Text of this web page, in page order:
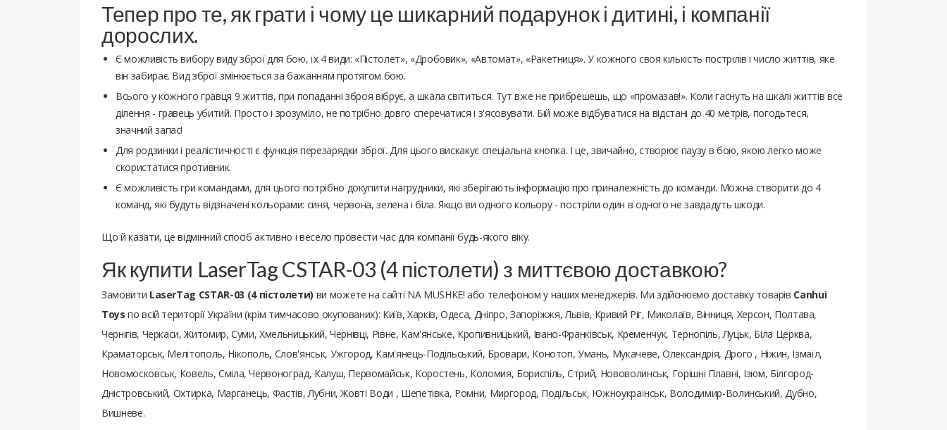
Тепер про те, як грати і чому це шикарний подарунок і дитині, і компанії
дорослих.
Є можливість вибору виду зброї для бою, їх 4 види: «Пістолет», «Дробовик», «Автомат», «Ракетниця». У кожного своя кількість пострілів і число життів, яке
він забирає. Вид зброї змінюється за бажанням протягом бою.
Всього у кожного гравця 9 життів, при попаданні зброя вібрує, а шкала світиться. Тут вже не прибрешешь, що «промазав!». Коли гаснуть на шкалі життів все
ділення - гравець убитий. Просто і зрозуміло, не потрібно довго сперечатися і з'ясовувати. Бій може відбуватися на відстані до 40 метрів, погодьтеся,
значний запас!
Для родзинки і реалістичності є функція перезарядки зброї. Для цього вискакує спеціальна кнопка. І це, звичайно, створює паузу в бою, якою легко може
скористатися противник.
Є можливість гри командами, для цього потрібно докупити нагрудники, які зберігають інформацію про приналежність до команди. Можна створити до 4
команд, які будуть відзначені кольорами: синя, червона, зелена і біла. Якщо ви одного кольору - постріли один в одного не завдадуть шкоди.
Що й казати, це відмінний спосіб активно і весело провести час для компанії будь-якого віку.
Як купити LaserTag CSTAR-03 (4 пістолети) з миттєвою доставкою?
Замовити LaserTag CSTAR-03 (4 пістолети) ви можете на сайті NA MUSHKE! або телефоном у наших менеджерів. Ми здійснюємо доставку товарів Canhui
Toys по всій території України (крім тимчасово окупованих): Київ, Харків, Одеса, Дніпро, Запоріжжя, Львів, Кривий Ріг, Миколаїв, Вінниця, Херсон, Полтава,
Чернігів, Черкаси, Житомир, Суми, Хмельницький, Чернівці, Рівне, Кам'янське, Кропивницький, Івано-Франківськ, Кременчук, Тернопіль, Луцьк, Біла Церква,
Краматорськ, Мелітополь, Нікополь, Слов'янськ, Ужгород, Кам'янець-Подільський, Бровари, Конотоп, Умань, Мукачеве, Олександрія, Дрого , Ніжин, Ізмаїл,
Новомосковськ, Ковель, Сміла, Червоноград, Калуш, Первомайськ, Коростень, Коломия, Бориспіль, Стрий, Нововолинськ, Горішні Плавні, Ізюм, Білгород-
Дністровський, Охтирка, Марганець, Фастів, Лубни, Жовті Води , Шепетівка, Ромни, Миргород, Подільськ, Южноукраїнськ, Володимир-Волинський, Дубно,
Вишневе.